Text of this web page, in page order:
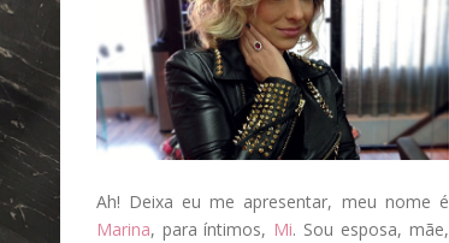
Ah! Deixa eu me apresentar, meu nome é
Marina, para íntimos, Mi. Sou esposa, mãe,